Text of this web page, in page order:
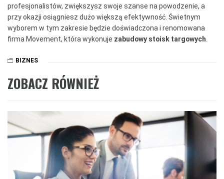
profesjonalistów, zwiększysz swoje szanse na powodzenie, a
przy okazji osiągniesz dużo większą efektywność. Świetnym
wyborem w tym zakresie będzie doświadczona i renomowana
firma Movement, która wykonuje zabudowy stoisk targowych
BIZNES
ZOBACZ RÓWNIEŻ